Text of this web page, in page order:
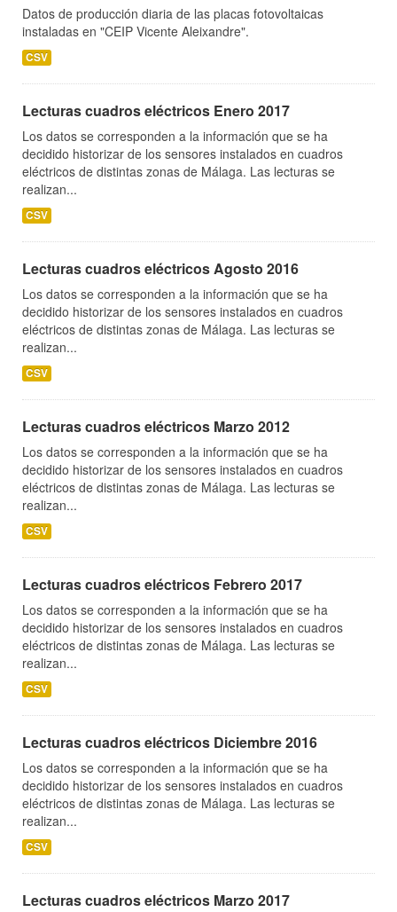
Datos de producción diaria de las placas fotovoltaicas
instaladas en "CEIP Vicente Aleixandre".
CSV
Lecturas cuadros eléctricos Enero 2017
Los datos se corresponden a la información que se ha
decidido historizar de los sensores instalados en cuadros
eléctricos de distintas zonas de Málaga. Las lecturas se
realizan...
CSV
Lecturas cuadros eléctricos Agosto 2016
Los datos se corresponden a la información que se ha
decidido historizar de los sensores instalados en cuadros
eléctricos de distintas zonas de Málaga. Las lecturas se
realizan...
CSV
Lecturas cuadros eléctricos Marzo 2012
Los datos se corresponden a la información que se ha
decidido historizar de los sensores instalados en cuadros
eléctricos de distintas zonas de Málaga. Las lecturas se
realizan...
CSV
Lecturas cuadros eléctricos Febrero 2017
Los datos se corresponden a la información que se ha
decidido historizar de los sensores instalados en cuadros
eléctricos de distintas zonas de Málaga. Las lecturas se
realizan...
CSV
Lecturas cuadros eléctricos Diciembre 2016
Los datos se corresponden a la información que se ha
decidido historizar de los sensores instalados en cuadros
eléctricos de distintas zonas de Málaga. Las lecturas se
realizan...
CSV
Lecturas cuadros eléctricos Marzo 2017